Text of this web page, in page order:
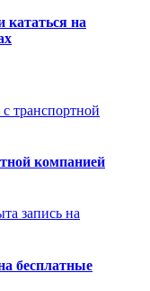
кататься на
компанией
бесплатные